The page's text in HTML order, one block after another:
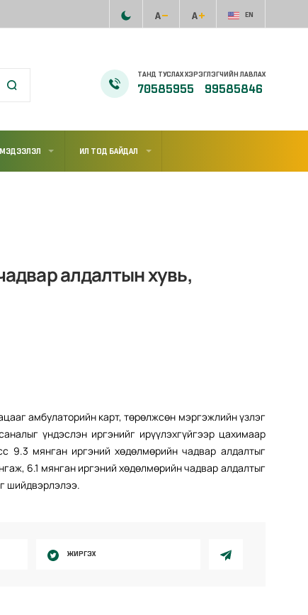
EN
ТАНД ТУСЛАХ ХЭРЭГЛЭГЧИЙН ЛАВЛАХ
70585955 99585846
ИЛ ТОД БАЙДАЛ
алдалтын хувь,
амбулаторийн карт, төрөлжсөн мэргэжлийн үзлэг
үндэслэн иргэнийг ирүүлэхгүйгээр цахимаар
9.3 мянган иргэний хөдөлмөрийн чадвар алдалтыг
6.1 мянган иргэний хөдөлмөрийн чадвар алдалтыг
шийдвэрлэлээ.
ЖИРГЭХ